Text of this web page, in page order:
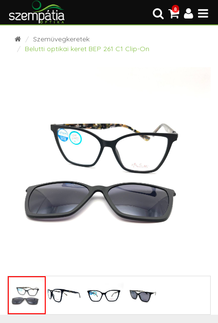
0
Szemüvegkeretek
Belutti optikai keret BEP 261 C1 Clip-On